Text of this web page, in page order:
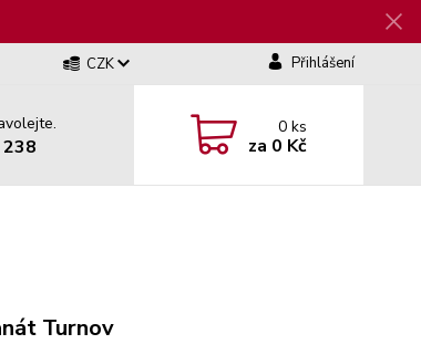
CZK Přihlášení
0ks
za 0 Kč
Turnov